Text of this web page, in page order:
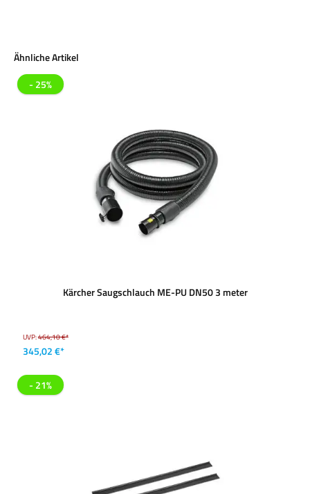
Produktgalerie überspringen
Ähnliche Artikel
- 25%
Kärcher Saugschlauch ME-PU DN50 3 meter
UVP:464,10 €*
345,02 €*
- 21%